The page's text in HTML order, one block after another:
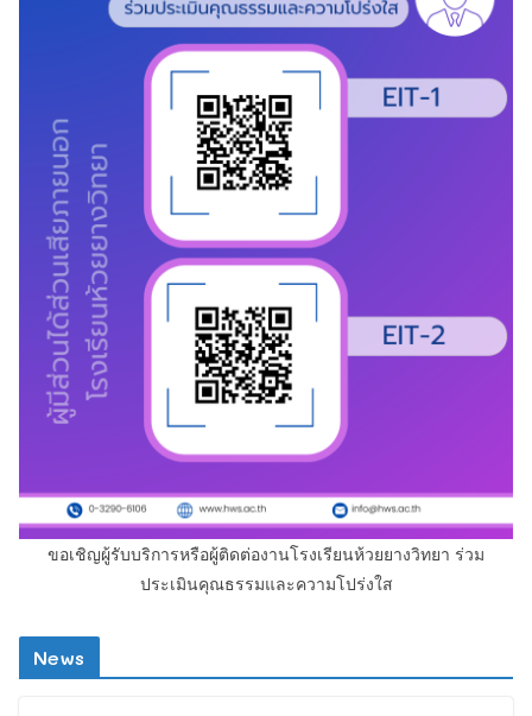
ขอเชิญผู้รับบริการหรือผู้ติดต่องานโรงเรียนห้วยยางวิทยา ร่วม
ประเมินคุณธรรมและความโปร่งใส
News